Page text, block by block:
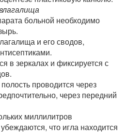
больной необходимо
и его сводов,
в зеркалах и фиксируется с
проводится через
через передний
миллилитров
что игла находится